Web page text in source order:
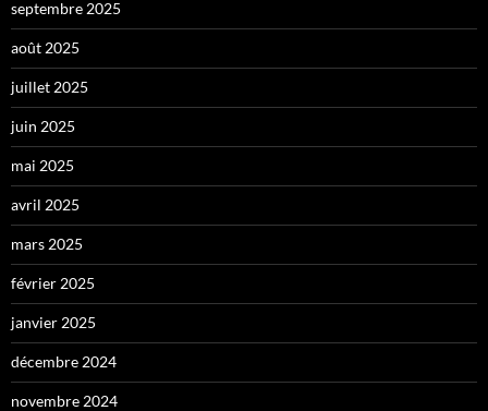
septembre 2025
août 2025
juillet 2025
juin 2025
mai 2025
avril 2025
mars 2025
février 2025
janvier 2025
décembre 2024
novembre 2024